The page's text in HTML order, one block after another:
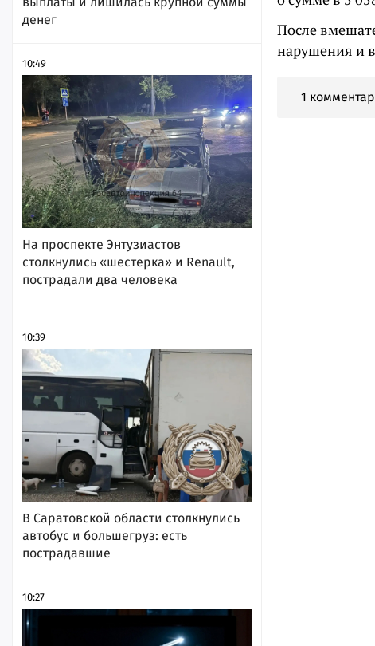
денег
10:49
На проспекте Энтузиастов
столкнулись «шестерка» и Renault,
пострадали два человека
10:39
В Саратовской области столкнулись
автобус и большегруз: есть
пострадавшие
10:27
После
нарушения и
1